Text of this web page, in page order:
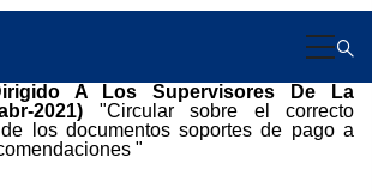
A Los Supervisores De La
2021) "Circular sobre el correcto
los documentos soportes de pago a
"